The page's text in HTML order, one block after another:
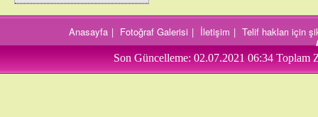
Anasayfa | Fotoğraf Galerisi | İletişim | Telif hakları için
Son Güncelleme: 02.07.2021 06:34 Toplam